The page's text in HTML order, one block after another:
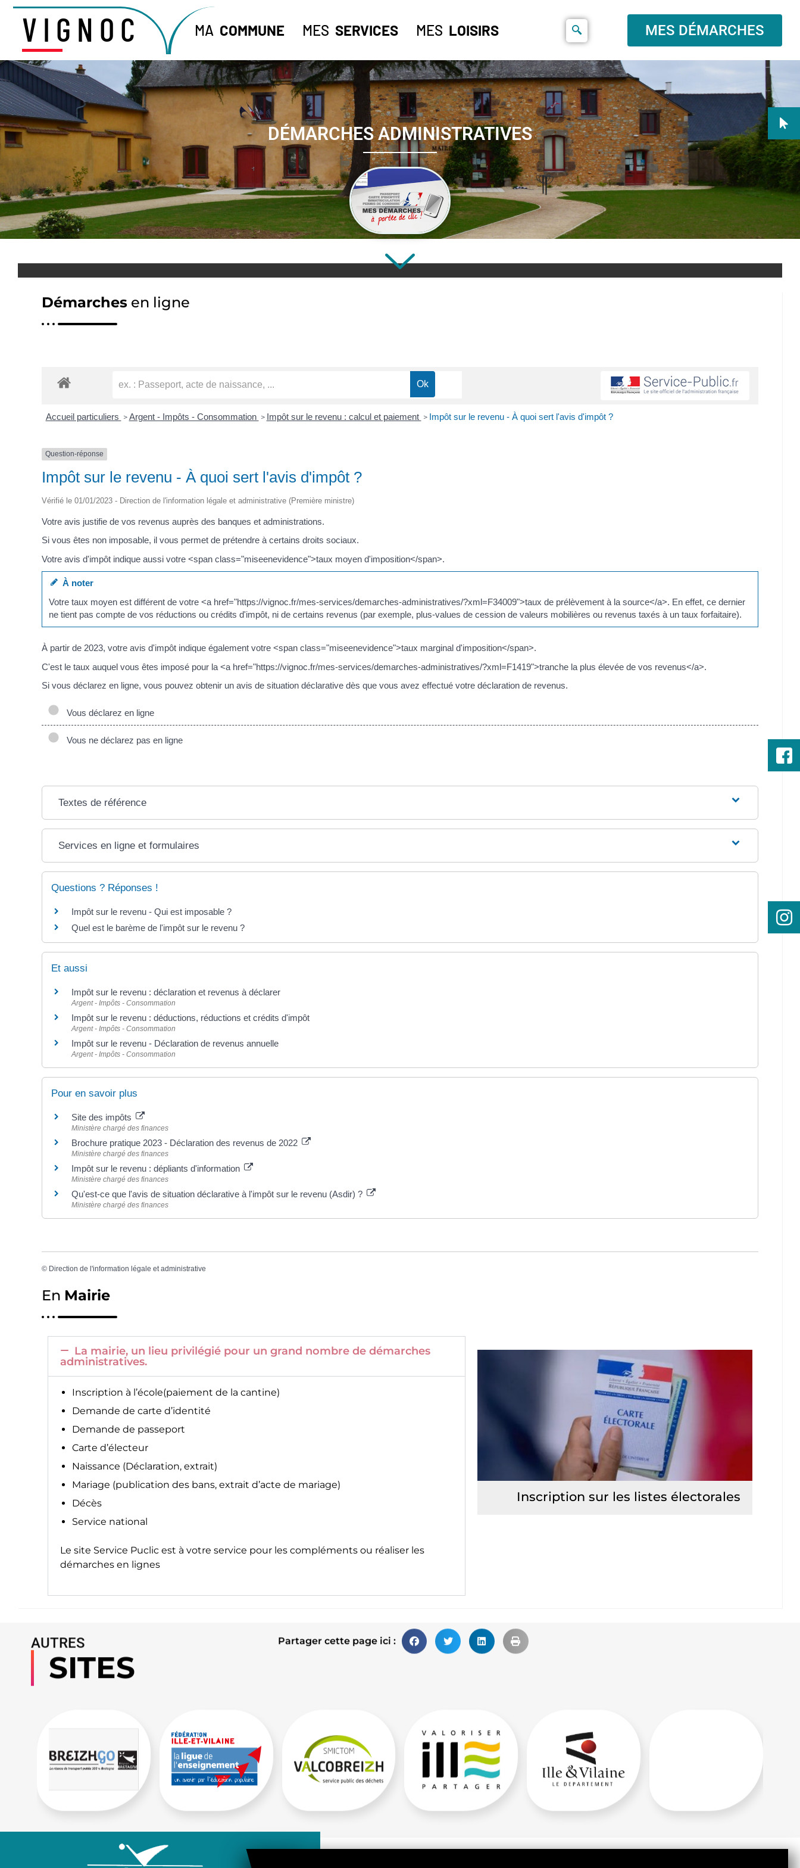
VIGNOC MA COMMUNE MES SERVICES MES LOISIRS MES DÉMARCHES
DÉMARCHES ADMINISTRATIVES
Démarches en ligne
Accueil particuliers > Argent - Impôts - Consommation > Impôt sur le revenu : calcul et paiement > Impôt sur le revenu - À quoi sert l'avis d'impôt ?
Question-réponse
Impôt sur le revenu - À quoi sert l'avis d'impôt ?
Vérifié le 01/01/2023 - Direction de l'information légale et administrative (Première ministre)
Votre avis justifie de vos revenus auprès des banques et administrations.
Si vous êtes non imposable, il vous permet de prétendre à certains droits sociaux.
Votre avis d'impôt indique aussi votre <span class="miseenevidence">taux moyen d'imposition</span>.
À noter
Votre taux moyen est différent de votre <a href="https://vignoc.fr/mes-services/demarches-administratives/?xml=F34009">taux de prélèvement à la source</a>. En effet, ce dernier
ne tient pas compte de vos réductions ou crédits d'impôt, ni de certains revenus (par exemple, plus-values de cession de valeurs mobilières ou revenus taxés à un taux forfaitaire).
À partir de 2023, votre avis d'impôt indique également votre <span class="miseenevidence">taux marginal d'imposition</span>.
C'est le taux auquel vous êtes imposé pour la <a href="https://vignoc.fr/mes-services/demarches-administratives/?xml=F1419">tranche la plus élevée de vos revenus</a>.
Si vous déclarez en ligne, vous pouvez obtenir un avis de situation déclarative dès que vous avez effectué votre déclaration de revenus.
Vous déclarez en ligne
Vous ne déclarez pas en ligne
Textes de référence
Services en ligne et formulaires
Questions ? Réponses !
Impôt sur le revenu - Qui est imposable ?
Quel est le barème de l'impôt sur le revenu ?
Et aussi
Impôt sur le revenu : déclaration et revenus à déclarer
Argent - Impôts - Consommation
Impôt sur le revenu : déductions, réductions et crédits d'impôt
Argent - Impôts - Consommation
Impôt sur le revenu - Déclaration de revenus annuelle
Argent - Impôts - Consommation
Pour en savoir plus
Site des impôts
Ministère chargé des finances
Brochure pratique 2023 - Déclaration des revenus de 2022
Ministère chargé des finances
Impôt sur le revenu : dépliants d'information
Ministère chargé des finances
Qu'est-ce que l'avis de situation déclarative à l'impôt sur le revenu (Asdir) ?
Ministère chargé des finances
© Direction de l'information légale et administrative
En Mairie
La mairie, un lieu privilégié pour un grand nombre de démarches
administratives.
Inscription à l’école(paiement de la cantine)
Demande de carte d’identité
Demande de passeport
Carte d’électeur
Naissance (Déclaration, extrait)
Mariage (publication des bans, extrait d’acte de mariage)
Décès
Service national
Le site Service Puclic est à votre service pour les compléments ou réaliser les
démarches en lignes
Inscription sur les listes électorales
Partager cette page ici :
AUTRES
SITES